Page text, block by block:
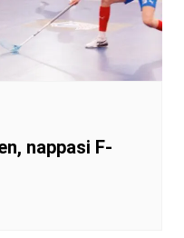
nappasi F-